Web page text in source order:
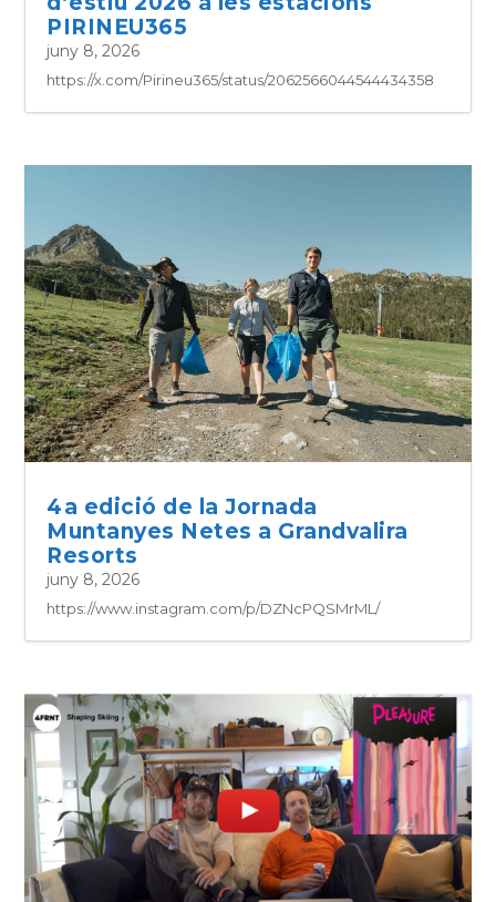
PIRINEU365
juny 8, 2026
https://x.com/Pirineu365/status/2062566044544434358
4a edició de la Jornada
Muntanyes Netes a Grandvalira
Resorts
juny 8, 2026
https://www.instagram.com/p/DZNcPQSMrML/